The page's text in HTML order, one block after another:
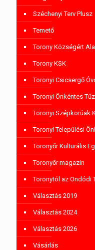
Széchenyi Terv Plusz
Temető
Torony Községért
Torony KSK
Toronyi Csicsergő
Toronyi Önkéntes
Toronyi Szépkorúak
Toronyi Települési
Toronyőr Kulturális
Toronyőr magazin
Toronytól az Ondódi
Választás 2019
Választás 2024
Választás 2026
Vásárlás